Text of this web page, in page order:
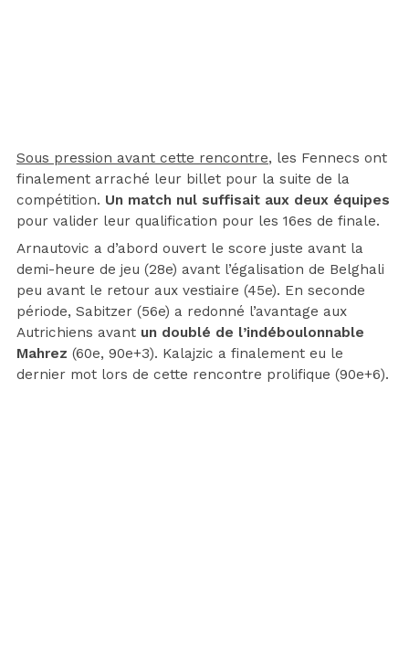
Sous pression avant cette rencontre, les Fennecs ont
finalement arraché leur billet pour la suite de la
compétition. Un match nul suffisait aux deux équipes
pour valider leur qualification pour les 16es de finale.
Arnautovic a d’abord ouvert le score juste avant la
demi-heure de jeu (28e) avant l’égalisation de Belghali
peu avant le retour aux vestiaire (45e). En seconde
période, Sabitzer (56e) a redonné l’avantage aux
Autrichiens avant un doublé de l’indéboulonnable
Mahrez (60e, 90e+3). Kalajzic a finalement eu le
dernier mot lors de cette rencontre prolifique (90e+6).